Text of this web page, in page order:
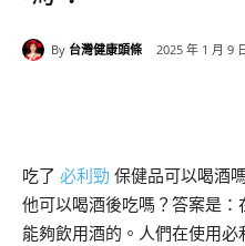
By 台灣健康頭條 2025 年 1 月 9
吃了 必利勁 保健品可以喝酒
他可以喝酒後吃嗎？答案是：
能夠飲用酒的。人們在使用